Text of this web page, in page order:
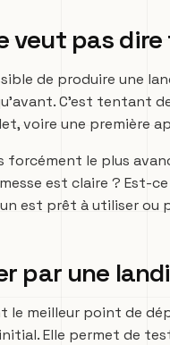
veut pas
de produire une
C’est tentant
voire une première
forcément le plus
est claire ? Est-
est prêt à utiliser ou
par une
le meilleur point de
Elle permet de